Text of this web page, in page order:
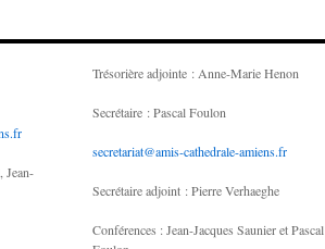
Jean-
Trésorière adjointe : Anne-Marie Henon
Secrétaire : Pascal Foulon
secretariat@amis-cathedrale-amiens.fr
Secrétaire adjoint : Pierre Verhaeghe
Conférences : Jean-Jacques Saunier et Pascal